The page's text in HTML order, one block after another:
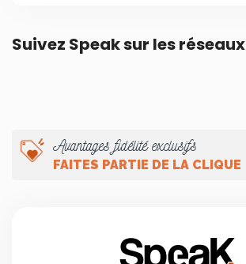
Suivez Speak sur les réseaux
Avantages fidélité exclusifs
FAITES PARTIE DE LA CLIQUE